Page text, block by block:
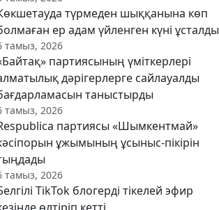
түрмеден шыққанына көп
ер адам үйленген күні ұсталды
тамыз, 2026
партиясының үміткерлері
дәрігерлерге сайлауалды
таныстырды
тамыз, 2026
партиясы «Шымкентмай»
ұжымының ұсыныс-пікірін
тамыз, 2026
TikTok блогерді тікелей эфир